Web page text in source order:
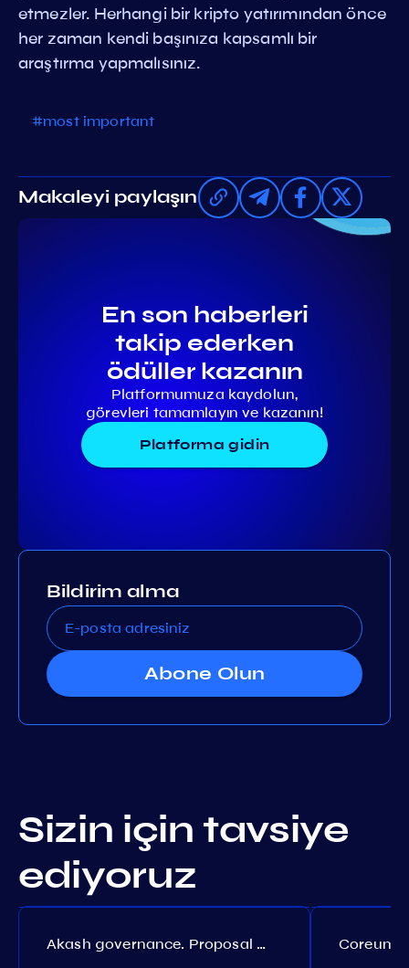
etmezler. Herhangi bir kripto yatırımından önce
her zaman kendi başınıza kapsamlı bir
araştırma yapmalısınız.
#most important
Makaleyi paylaşın
En son haberleri
takip ederken
ödüller kazanın
Platformumuza kaydolun,
görevleri tamamlayın ve kazanın!
Platforma gidin
Bildirim alma
Abone Olun
Sizin için tavsiye
ediyoruz
Akash governance. Proposal №308